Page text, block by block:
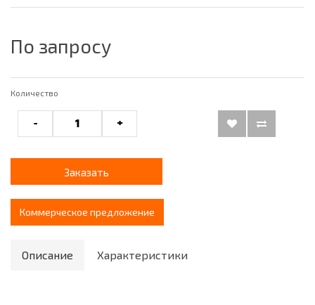
По запросу
Количество
- +
Заказать
Коммерческое предложение
Описание Характеристики